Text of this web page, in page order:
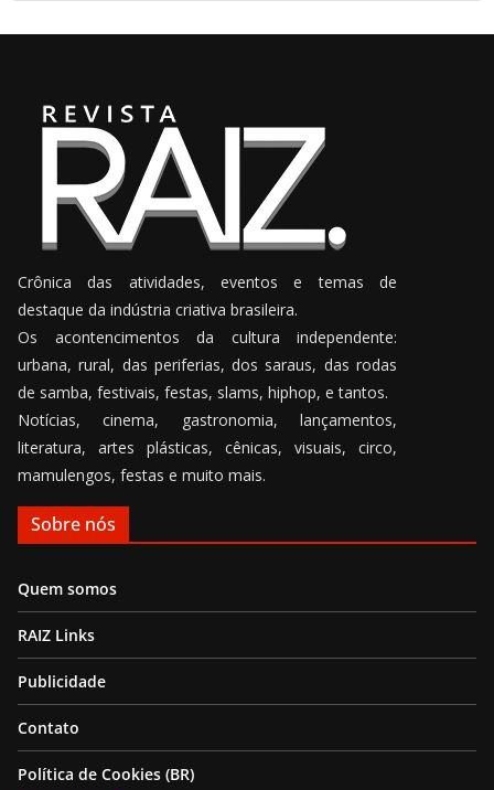
Crônica das atividades, eventos e temas de
destaque da indústria criativa brasileira.
Os acontencimentos da cultura independente:
urbana, rural, das periferias, dos saraus, das rodas
de samba, festivais, festas, slams, hiphop, e tantos.
Notícias, cinema, gastronomia, lançamentos,
literatura, artes plásticas, cênicas, visuais, circo,
mamulengos, festas e muito mais.
Sobre nós
Quem somos
RAIZ Links
Publicidade
Contato
Política de Cookies (BR)